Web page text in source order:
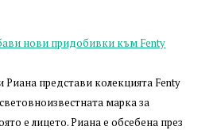
нови придобивки към Fenty
представи колекцията Fenty
марка за
е лицето. Риана е обсебена през